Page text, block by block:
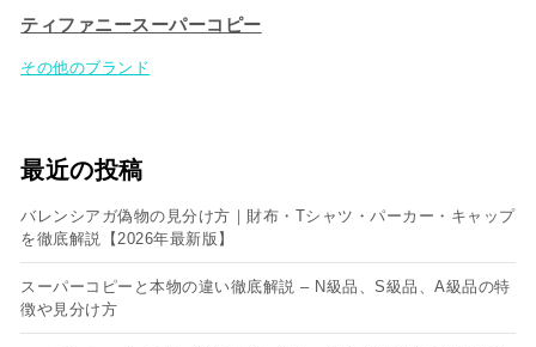
ティファニースーパーコピー
その他のブランド
最近の投稿
バレンシアガ偽物の見分け方｜財布・Tシャツ・パーカー・キャップ
を徹底解説【2026年最新版】
スーパーコピーと本物の違い徹底解説 – N級品、S級品、A級品の特
徴や見分け方